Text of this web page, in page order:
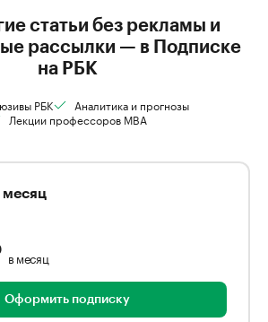
статьи без рекламы и
рассылки — в Подписке
на РБК
РБК
Аналитика и прогнозы
Лекции профессоров MBA
месяц
в месяц
Оформить подписку